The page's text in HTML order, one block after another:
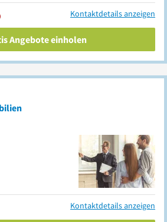
Kontaktdetails anzeigen
Angebote einholen
Kontaktdetails anzeigen